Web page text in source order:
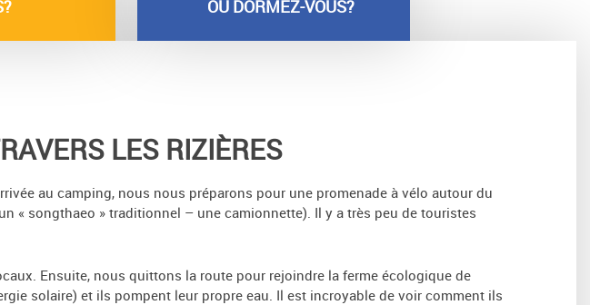
OÙ DORMEZ-VOUS?
LES RIZIÈRES
au camping, nous nous préparons pour une promenade à vélo autour du
« songthaeo » traditionnel – une camionnette). Il y a très peu de touristes
Ensuite, nous quittons la route pour rejoindre la ferme écologique de
solaire) et ils pompent leur propre eau. Il est incroyable de voir comment ils